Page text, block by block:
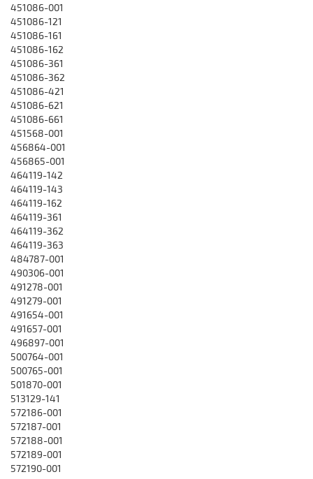
451086-001
451086-121
451086-161
451086-162
451086-361
451086-362
451086-421
451086-621
451086-661
451568-001
456864-001
456865-001
464119-142
464119-143
464119-162
464119-361
464119-362
464119-363
484787-001
490306-001
491278-001
491279-001
491654-001
491657-001
496897-001
500764-001
500765-001
501870-001
513129-141
572186-001
572187-001
572188-001
572189-001
572190-001